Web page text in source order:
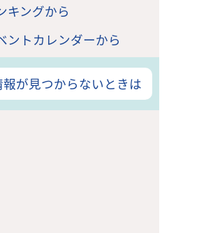
キングから
ントカレンダーから
報が見つからないときは